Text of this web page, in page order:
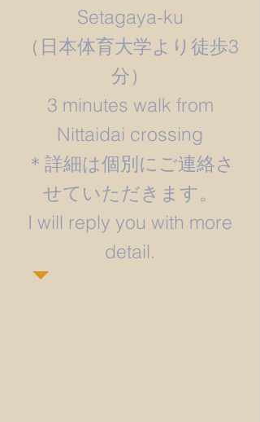
Setagaya-ku
​（日本体育大学より徒歩3
分）
3 minutes walk from
Nittaidai crossing
＊詳細は個別にご連絡さ
せていただきます。
​I will reply you with more
detail.